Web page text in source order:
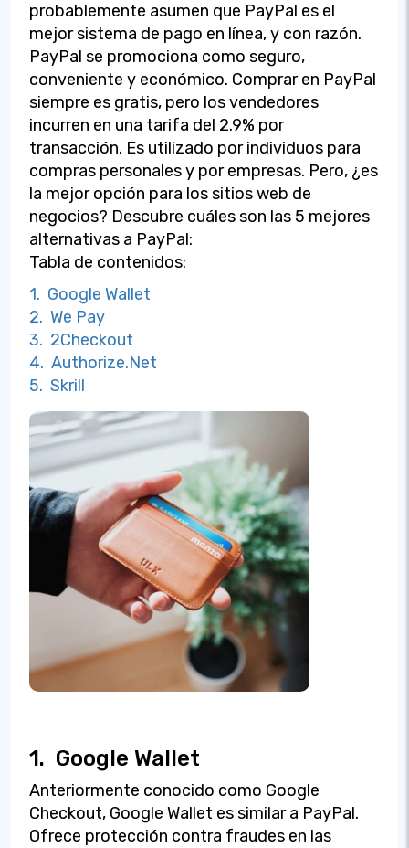
probablemente asumen que PayPal es el
mejor sistema de pago en línea, y con razón.
PayPal se promociona como seguro,
conveniente y económico. Comprar en PayPal
siempre es gratis, pero los vendedores
incurren en una tarifa del 2.9% por
transacción. Es utilizado por individuos para
compras personales y por empresas. Pero, ¿es
la mejor opción para los sitios web de
negocios? Descubre cuáles son las 5 mejores
alternativas a PayPal:
Tabla de contenidos:
1. Google Wallet
2. We Pay
3. 2Checkout
4. Authorize.Net
5. Skrill
1. Google Wallet
Anteriormente conocido como Google
Checkout, Google Wallet es similar a PayPal.
Ofrece protección contra fraudes en las